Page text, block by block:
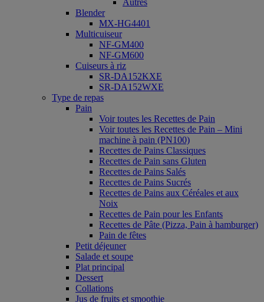
Autres
Blender
MX-HG4401
Multicuiseur
NF-GM400
NF-GM600
Cuiseurs à riz
SR-DA152KXE
SR-DA152WXE
Type de repas
Pain
Voir toutes les Recettes de Pain
Voir toutes les Recettes de Pain – Mini
machine à pain (PN100)
Recettes de Pains Classiques
Recettes de Pain sans Gluten
Recettes de Pains Salés
Recettes de Pains Sucrés
Recettes de Pains aux Céréales et aux
Noix
Recettes de Pain pour les Enfants
Recettes de Pâte (Pizza, Pain à hamburger)
Pain de fêtes
Petit déjeuner
Salade et soupe
Plat principal
Dessert
Collations
Jus de fruits et smoothie